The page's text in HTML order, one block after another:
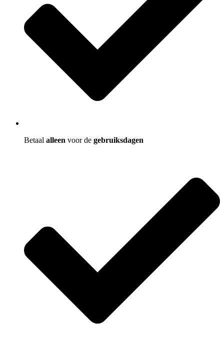
Betaal alleen voor de gebruiksdagen